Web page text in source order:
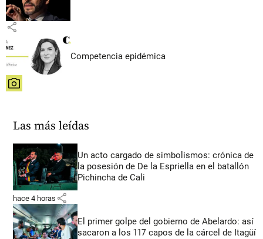
share
Competencia epidémica
share
Las más leídas
Un acto cargado de simbolismos: crónica de
la posesión de De la Espriella en el batallón
Pichincha de Cali
hace 4 horas share
El primer golpe del gobierno de Abelardo: así
sacaron a los 117 capos de la cárcel de Itagüí